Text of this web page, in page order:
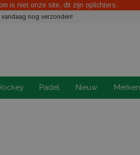
is niet onze site, dit zijn oplichters.
nog verzonden!
Padel Nieuw Merken